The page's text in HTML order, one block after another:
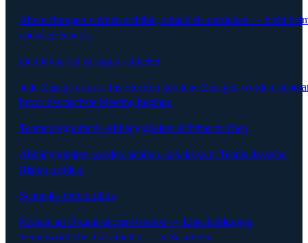
Abweichungen werden sichtbar, sobald sie entstehen — nicht
nächsten Steerco.
Den Kreis bei Zusagen schließen
Jede Zusage erfasst. Ins Stocken geratene Zusagen werden
bevor das nächste Meeting beginnt.
Teamübergreifende Abhängigkeiten sichtbar machen
Abhängigkeiten werden sichtbar, sobald zwei Teams dasselbe
Risiko melden.
Schnelles Onboarding
Monate an Organisations-Kontext — Entscheidungen,
Verantwortliche, Geschichte — in Sekunden.